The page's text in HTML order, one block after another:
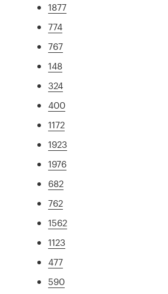
1877
774
767
148
324
400
1172
1923
1976
682
762
1562
1123
477
590